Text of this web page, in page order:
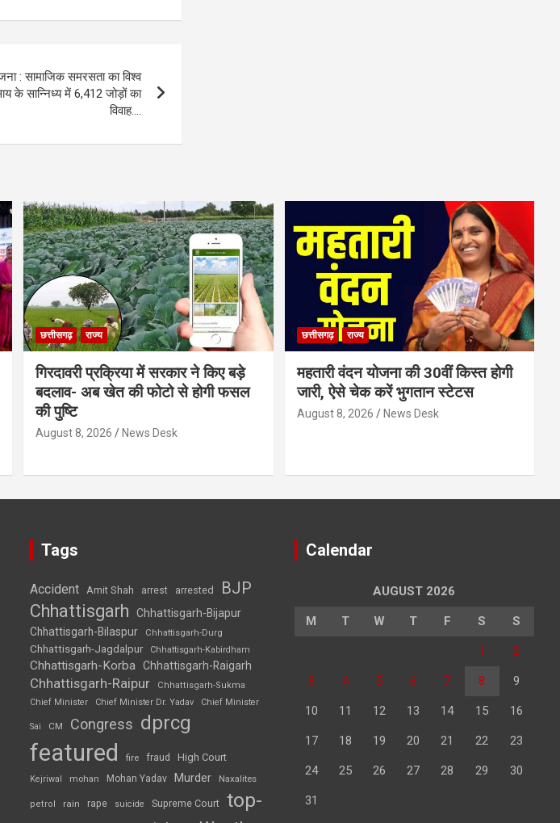
: सामाजिक समरसता का विश्व
के सान्निध्य में 6,412 जोड़ों का
विवाह….
छत्तीसगढ़ राज्य
गिरदावरी प्रक्रिया में सरकार ने किए बड़े
बदलाव- अब खेत की फोटो से होगी फसल
की पुष्टि
August 8, 2026 News Desk
छत्तीसगढ़ राज्य
महतारी वंदन योजना की 30वीं किस्त होगी
जारी, ऐसे चेक करें भुगतान स्टेटस
August 8, 2026 News Desk
Tags
Accident Amit Shah arrest arrested BJP
Chhattisgarh
Chhattisgarh-Bijapur
Chhattisgarh-Bilaspur
Chhattisgarh-Durg
Chhattisgarh-Jagdalpur Chhattisgarh-Kabirdham
Chhattisgarh-Korba Chhattisgarh-Raigarh
Chhattisgarh-Raipur
Chhattisgarh-Sukma
Chief Minister
Chief Minister Dr. Yadav Chief Minister
Sai CM Congress dprcg
featured fire fraud High Court
Kejriwal mohan Mohan Yadav Murder Naxalites
petrol rain rape suicide Supreme Court top-
Calendar
AUGUST 2026
M T W T F S S
1 2
3 4 5 6 7 8 9
10 11 12 13 14 15 16
17 18 19 20 21 22 23
24 25 26 27 28 29 30
31